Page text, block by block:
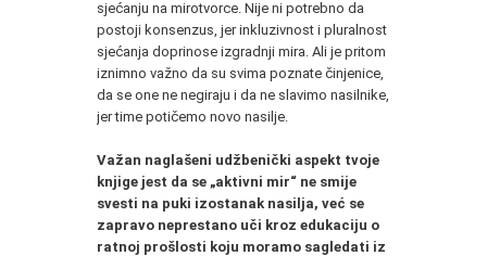
sjećanju na mirotvorce. Nije ni potrebno da
postoji konsenzus, jer inkluzivnost i pluralnost
sjećanja doprinose izgradnji mira. Ali je pritom
iznimno važno da su svima poznate činjenice,
da se one ne negiraju i da ne slavimo nasilnike,
jer time potičemo novo nasilje.
Važan naglašeni udžbenički aspekt tvoje
knjige jest da se „aktivni mir“ ne smije
svesti na puki izostanak nasilja, već se
zapravo neprestano uči kroz edukaciju o
ratnoj prošlosti koju moramo sagledati iz